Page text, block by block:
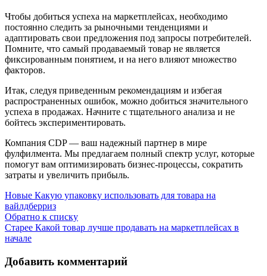
Чтобы добиться успеха на маркетплейсах, необходимо
постоянно следить за рыночными тенденциями и
адаптировать свои предложения под запросы потребителей.
Помните, что самый продаваемый товар не является
фиксированным понятием, и на него влияют множество
факторов.
Итак, следуя приведенным рекомендациям и избегая
распространенных ошибок, можно добиться значительного
успеха в продажах. Начните с тщательного анализа и не
бойтесь экспериментировать.
Компания CDP — ваш надежный партнер в мире
фулфилмента. Мы предлагаем полный спектр услуг, которые
помогут вам оптимизировать бизнес-процессы, сократить
затраты и увеличить прибыль.
Новые Какую упаковку использовать для товара на
вайлдберриз
Обратно к списку
Старее Какой товар лучше продавать на маркетплейсах в
начале
Добавить комментарий